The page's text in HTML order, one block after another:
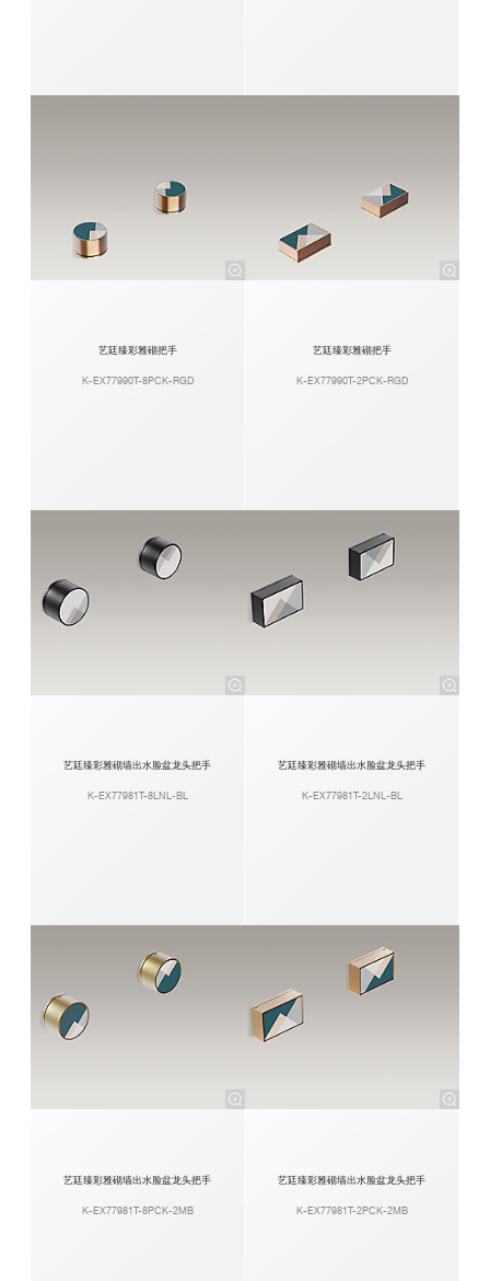
艺廷臻彩雅砌把手
K-EX77990T-8PCK-RGD
艺廷臻彩雅砌把手
K-EX77990T-2PCK-RGD
艺廷臻彩雅砌墙出水脸盆龙头把手
K-EX77981T-8LNL-BL
艺廷臻彩雅砌墙出水脸盆龙头把手
K-EX77981T-2LNL-BL
艺廷臻彩雅砌墙出水脸盆龙头把手
K-EX77981T-8PCK-2MB
艺廷臻彩雅砌墙出水脸盆龙头把手
K-EX77981T-2PCK-2MB